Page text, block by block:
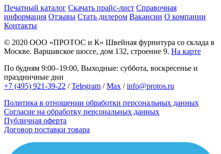
Печатный каталог Скачать прайс-лист Справочная
информация Отзывы Стать дилером Вакансии О компании
Контакты
© 2020 ООО «ПРОТОС и К» Швейная фурнитура со склада в
Москве. Варшавское шоссе, дом 132, строение 9. На карте
По будням 9:00–19:00, Выходные: суббота, воскресенье и
праздничные дни
+7 (495) 921-39-22 /Telegram /Max /info@protos.ru
Политика в отношении обработки персональных данных
Согласие на обработку персональных данных
Публичная оферта
Договор поставки товара